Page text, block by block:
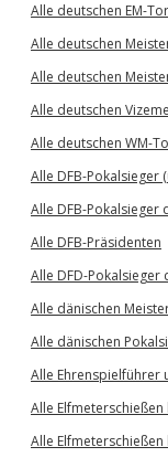
Alle deutschen EM-
Alle deutschen
Alle deutschen
Alle deutschen
Alle deutschen WM-
Alle DFB-Pokalsieger
Alle DFB-Pokalsieger
Alle DFB-Präsidenten
Alle DFD-Pokalsieger
Alle dänischen
Alle dänischen
Alle Ehrenspielführer
Alle Elfmeterschießen
Alle Elfmeterschießen